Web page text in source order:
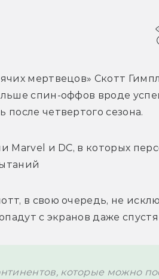
мертвецов» Скотт Гимпл
спин-оффов вроде
четвертого сезона.
и DC, в которых
, в свою очередь, не
с экранов даже спустя
которые можно